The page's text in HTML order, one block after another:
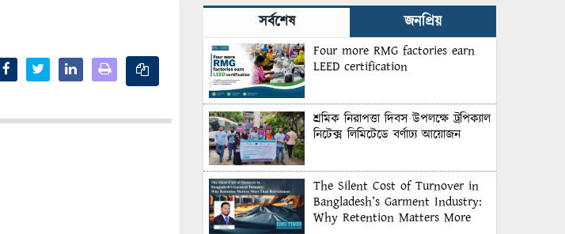
সর্বশেষ জনপ্রিয়
Four more RMG factories earn
LEED certification
শ্রমিক নিরাপত্তা দিবস উপলক্ষে ট্রপিক্যাল
নিটেক্স লিমিটেডে বর্ণাঢ্য আয়োজন
The Silent Cost of Turnover in
Bangladesh’s Garment Industry:
Why Retention Matters More